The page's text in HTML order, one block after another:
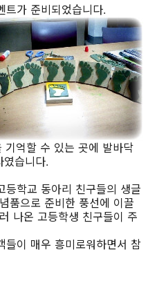
트가 준비되었습니다.
기억할 수 있는 곳에 발바닥
습니다.
등학교 동아리 친구들의 생글
품으로 준비한 풍선에 이끌
나온 고등학생 친구들이 주
들이 매우 흥미로워하면서 참